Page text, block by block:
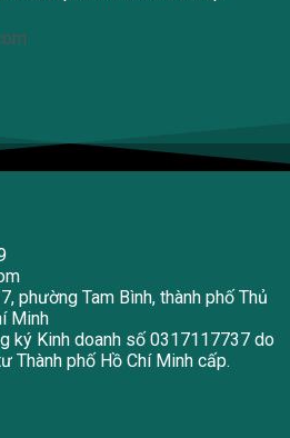
phường Tam Bình, thành phố Thủ
Minh
ký Kinh doanh số 0317117737 do
Thành phố Hồ Chí Minh cấp.